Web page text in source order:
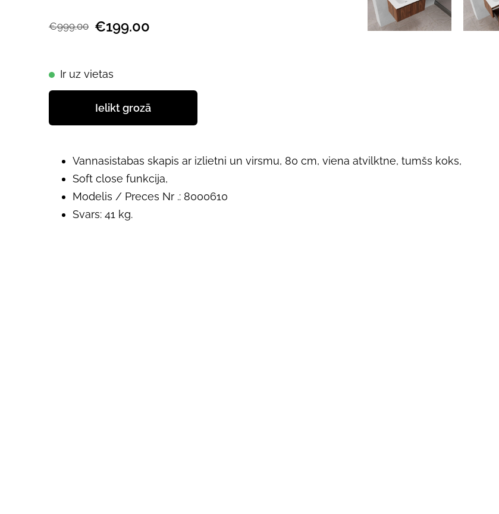
€999.00 €199.00
Ir uz vietas
Ielikt grozā
Vannasistabas skapis ar izlietni un virsmu, 80 cm, viena atvilktne, tumšs koks,
Soft close funkcija,
Modelis / Preces Nr .: 8000610
Svars: 41 kg.